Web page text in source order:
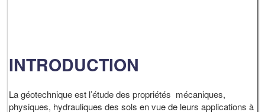
INTRODUCTION
La géotechnique est l’étude des propriétés mécaniques,
physiques, hydrauliques des sols en vue de leurs applications à